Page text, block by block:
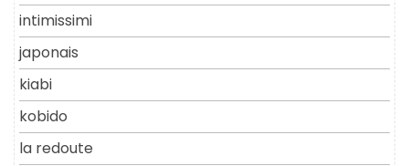
intimissimi
japonais
kiabi
kobido
la redoute